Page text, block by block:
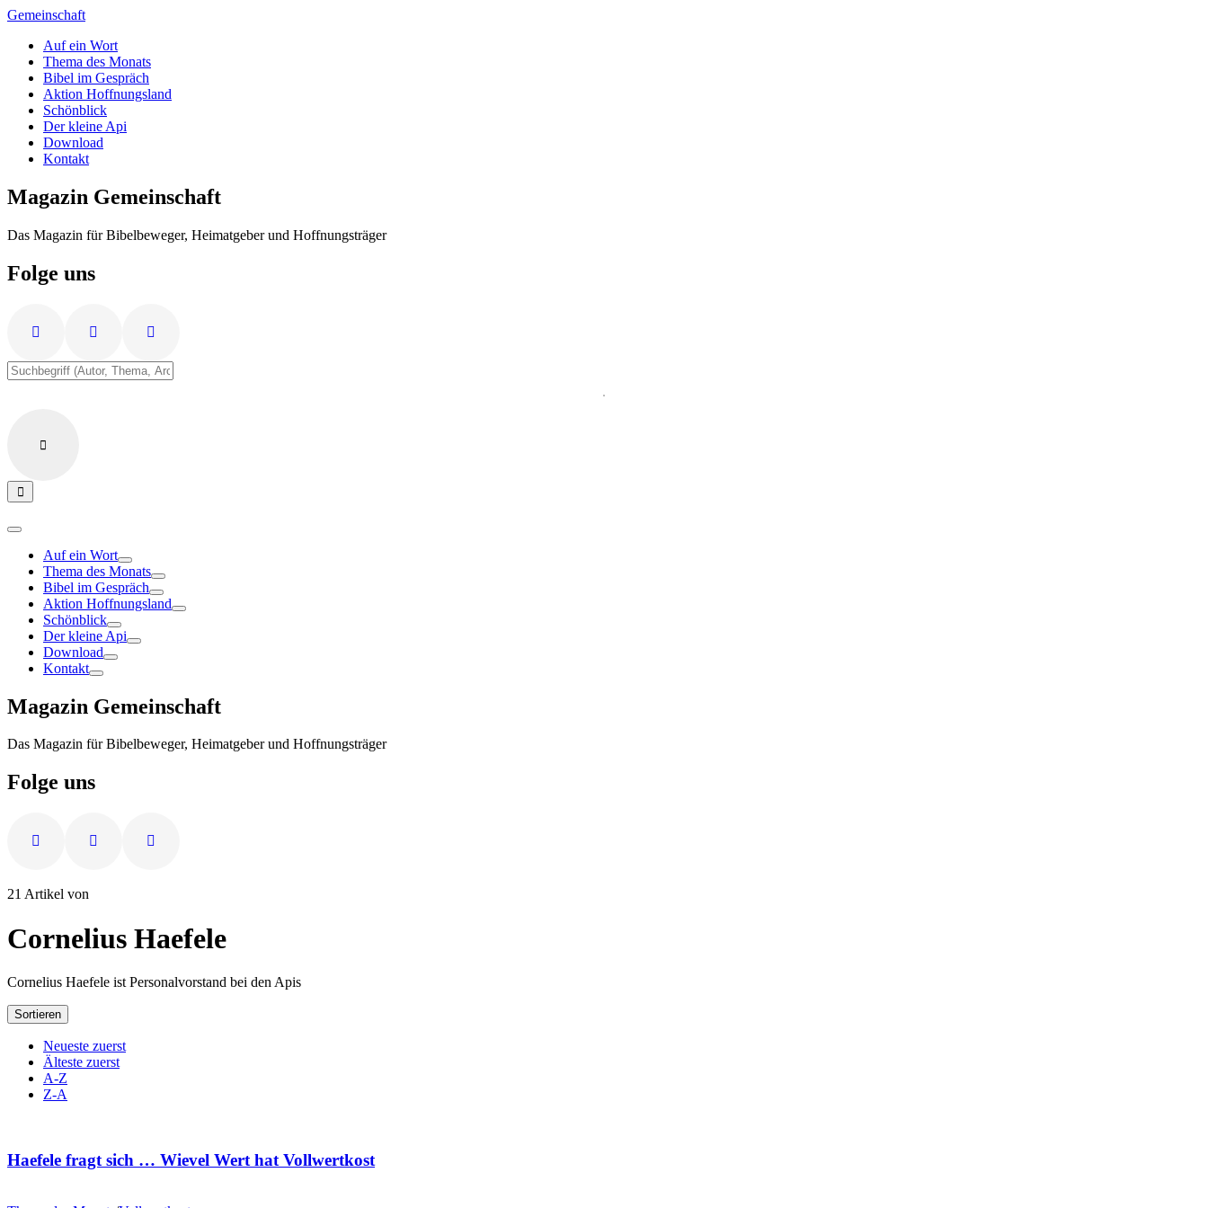
Zum
springen
Gemeinschaft
Auf ein Wort
Thema des Monats
Bibel im Gespräch
Aktion Hoffnungsland
Schönblick
Der kleine Api
Download
Kontakt
Magazin Gemeinschaft
Das Magazin für Bibelbeweger, Heimatgeber und Hoffnungsträger
Folge uns
Auf ein Wort
Thema des Monats
Bibel im Gespräch
Aktion Hoffnungsland
Schönblick
Der kleine Api
Download
Kontakt
Magazin Gemeinschaft
Das Magazin für Bibelbeweger, Heimatgeber und Hoffnungsträger
Folge uns
21 Artikel von
Cornelius Haefele
Cornelius Haefele ist Personalvorstand bei den Apis
Sortieren
Neueste zuerst
Älteste zuerst
A-Z
Z-A
Haefele fragt sich … Wievel Wert hat Vollwertkost